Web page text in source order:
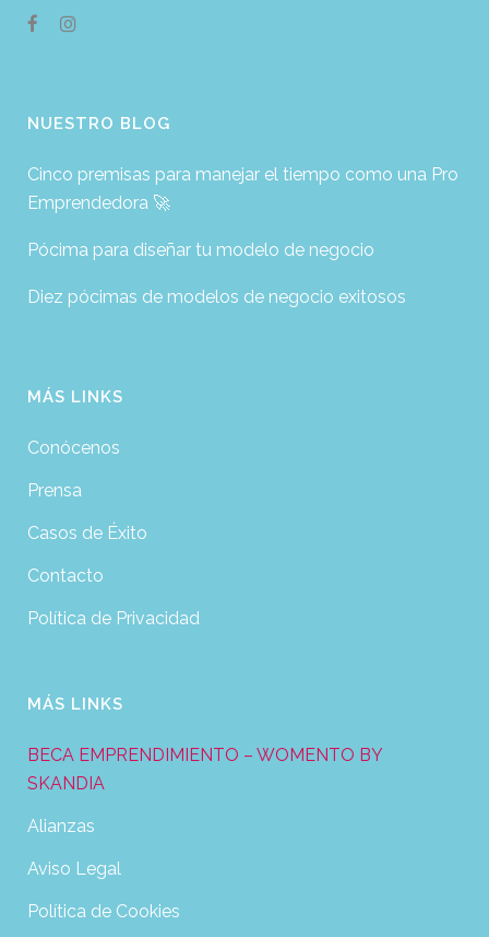
NUESTRO BLOG
Cinco premisas para manejar el tiempo como una Pro
Emprendedora 🚀
Pócima para diseñar tu modelo de negocio
Diez pócimas de modelos de negocio exitosos
MÁS LINKS
Conócenos
Prensa
Casos de Éxito
Contacto
Política de Privacidad
MÁS LINKS
BECA EMPRENDIMIENTO – WOMENTO BY
SKANDIA
Alianzas
Aviso Legal
Política de Cookies